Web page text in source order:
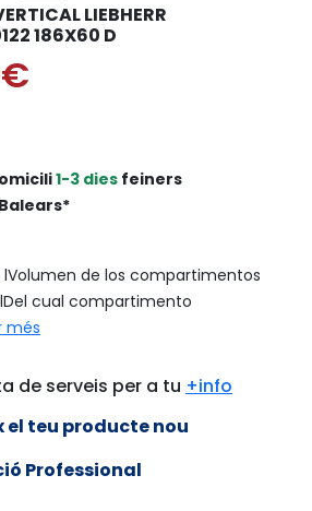
LIEBHERR
186X60 D
1-3 dies feiners
de los compartimentos
cual compartimento
més
de serveis per a tu +info
el teu producte nou
Professional